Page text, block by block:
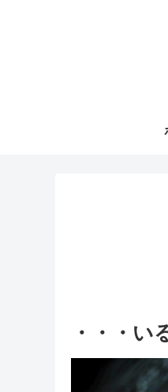
・・・い